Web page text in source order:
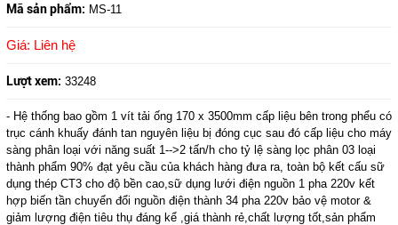
Mã sản phẩm: MS-11
Giá: Liên hệ
Lượt xem: 33248
- Hệ thống bao gồm 1 vít tải ống 170 x 3500mm cấp liệu bên trong phểu có
trục cánh khuấy đánh tan nguyên liệu bị đóng cục sau đó cấp liệu cho máy
sàng phân loại với năng suất 1-->2 tấn/h cho tỷ lệ sàng lọc phân 03 loại
thành phẩm 90% đạt yêu cầu của khách hàng đưa ra, toàn bộ kết cấu sữ
dụng thép CT3 cho độ bền cao,sữ dụng lưới điện nguồn 1 pha 220v kết
hợp biến tần chuyển đổi nguồn điện thành 34 pha 220v bảo vệ motor &
giảm lượng điện tiêu thụ đáng kể ,giá thành rẻ,chất lượng tốt,sản phẩm